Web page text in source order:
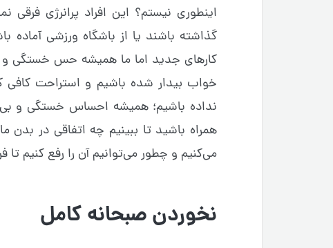
اینطوری نیستم؟ این افراد پرانرژی
گذاشته باشند یا از باشگاه ورزشی آماده
کارهای جدید اما ما همیشه حس خستگی و
خواب بیدار شده باشیم و استراحت کافی
نداده باشیم؛ همیشه احساس خستگی و
همراه باشید تا ببینیم چه اتفاقی در
می‌کنیم و چطور می‌توانیم آن را رفع کنیم تا
نخوردن صبحانه کامل